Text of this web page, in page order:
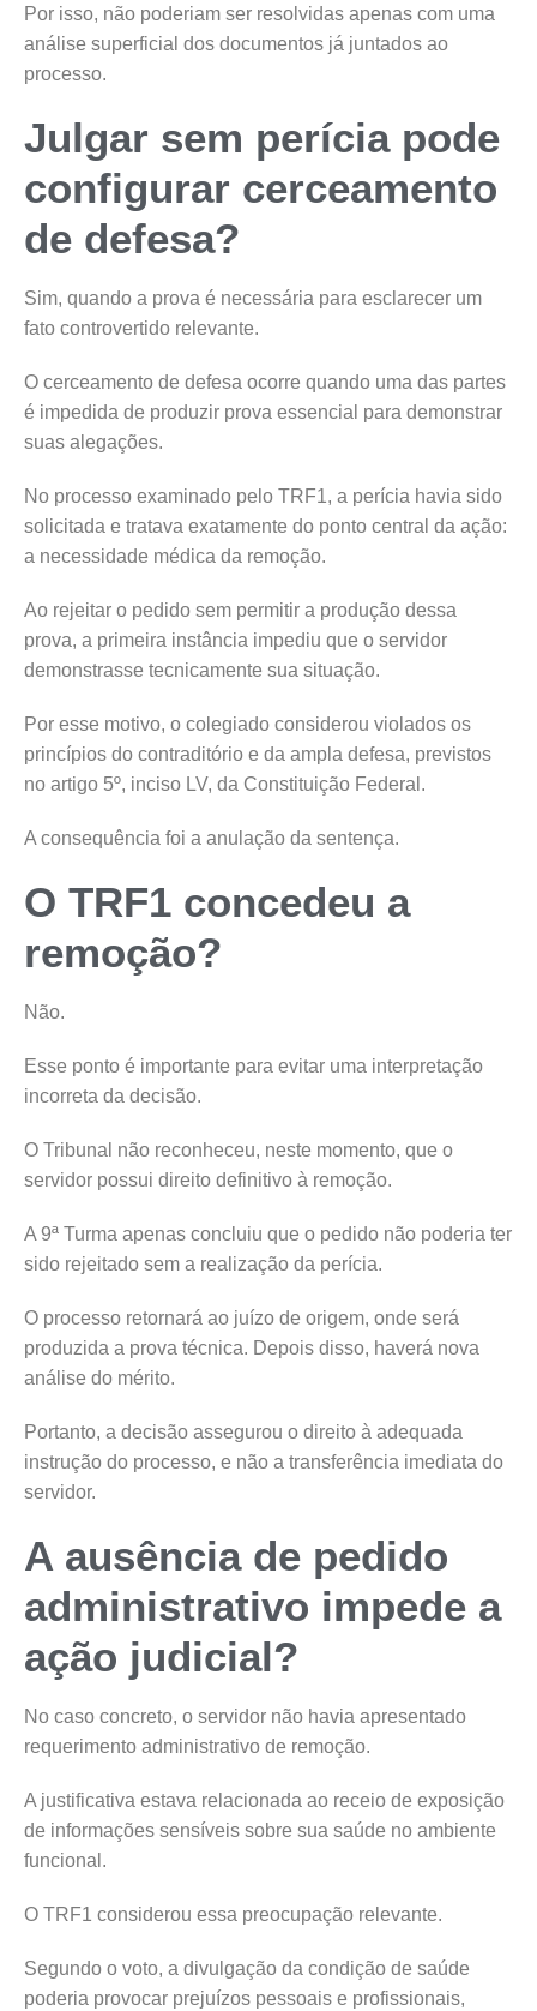
Por isso, não poderiam ser resolvidas apenas com uma
análise superficial dos documentos já juntados ao
processo.
Julgar sem perícia pode
configurar cerceamento
de defesa?
Sim, quando a prova é necessária para esclarecer um
fato controvertido relevante.
O cerceamento de defesa ocorre quando uma das partes
é impedida de produzir prova essencial para demonstrar
suas alegações.
No processo examinado pelo TRF1, a perícia havia sido
solicitada e tratava exatamente do ponto central da ação:
a necessidade médica da remoção.
Ao rejeitar o pedido sem permitir a produção dessa
prova, a primeira instância impediu que o servidor
demonstrasse tecnicamente sua situação.
Por esse motivo, o colegiado considerou violados os
princípios do contraditório e da ampla defesa, previstos
no artigo 5º, inciso LV, da Constituição Federal.
A consequência foi a anulação da sentença.
O TRF1 concedeu a
remoção?
Não.
Esse ponto é importante para evitar uma interpretação
incorreta da decisão.
O Tribunal não reconheceu, neste momento, que o
servidor possui direito definitivo à remoção.
A 9ª Turma apenas concluiu que o pedido não poderia ter
sido rejeitado sem a realização da perícia.
O processo retornará ao juízo de origem, onde será
produzida a prova técnica. Depois disso, haverá nova
análise do mérito.
Portanto, a decisão assegurou o direito à adequada
instrução do processo, e não a transferência imediata do
servidor.
A ausência de pedido
administrativo impede a
ação judicial?
No caso concreto, o servidor não havia apresentado
requerimento administrativo de remoção.
A justificativa estava relacionada ao receio de exposição
de informações sensíveis sobre sua saúde no ambiente
funcional.
O TRF1 considerou essa preocupação relevante.
Segundo o voto, a divulgação da condição de saúde
poderia provocar prejuízos pessoais e profissionais,